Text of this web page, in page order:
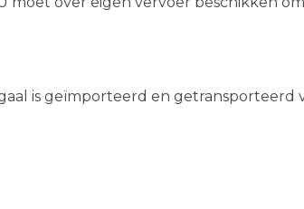
is geïmporteerd en getransporteerd